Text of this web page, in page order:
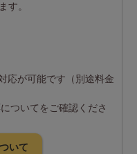
す。
応が可能です（別途料金
ついてをご確認くださ
いて